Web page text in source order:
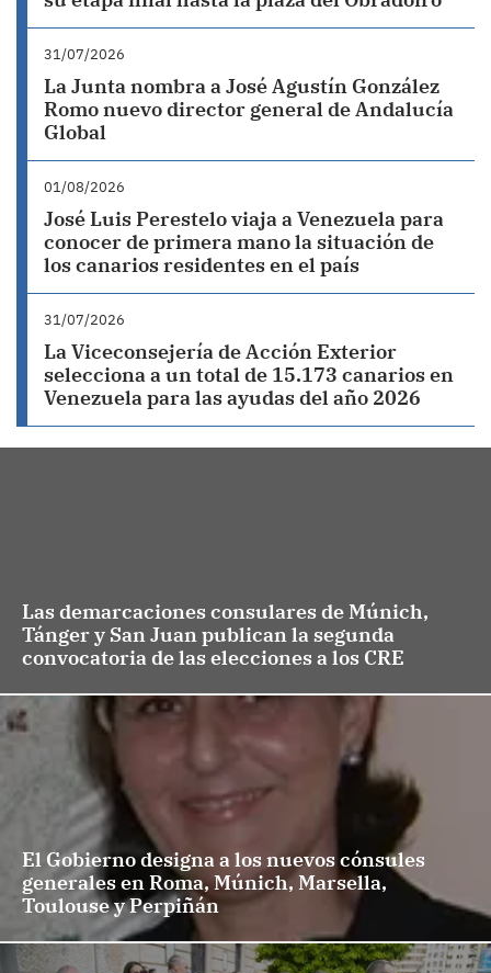
31/07/2026
La Junta nombra a José Agustín González
Romo nuevo director general de Andalucía
Global
01/08/2026
José Luis Perestelo viaja a Venezuela para
conocer de primera mano la situación de
los canarios residentes en el país
31/07/2026
La Viceconsejería de Acción Exterior
selecciona a un total de 15.173 canarios en
Venezuela para las ayudas del año 2026
Las demarcaciones consulares de Múnich,
Tánger y San Juan publican la segunda
convocatoria de las elecciones a los CRE
El Gobierno designa a los nuevos cónsules
generales en Roma, Múnich, Marsella,
Toulouse y Perpiñán